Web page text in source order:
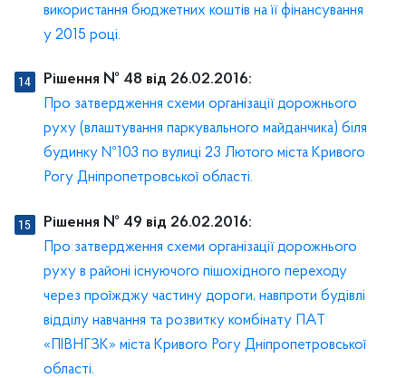
використання бюджетних коштів на її фінансування
у 2015 році.
Рішення № 48 від 26.02.2016:
Про затвердження схеми організації дорожнього
руху (влаштування паркувального майданчика) біля
будинку №103 по вулиці 23 Лютого міста Кривого
Рогу Дніпропетровської області.
Рішення № 49 від 26.02.2016:
Про затвердження схеми організації дорожнього
руху в районі існуючого пішохідного переходу
через проїжджу частину дороги, навпроти будівлі
відділу навчання та розвитку комбінату ПАТ
«ПІВНГЗК» міста Кривого Рогу Дніпропетровської
області.